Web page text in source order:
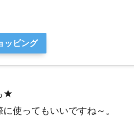
ッピング
★
使ってもいいですね～。